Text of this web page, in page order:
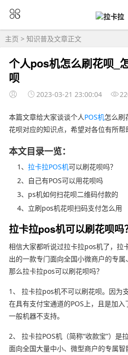
主页 > 知识普及文章正文
个人pos机怎么刷花呗_
呗
2023-03-21 23:00:04
本篇文章给大家谈谈个人POS机怎么刷
花呗对应的知识点，希望对各位有所帮
本文目录一览：
1、 拉卡拉POS机可以刷花呗吗？
2、自己有POS可以用花呗吗
3、ps机如何扫花呗二维码付款的
4、立刷pos机花呗扫码支付怎么用
拉卡拉pos机可以刷花呗吗
相信大家都听说过拉卡拉pos机了，拉
出的一款专门面向全国小微商户的专属
那么拉卡拉pos可以刷花呗吗？
1、 拉卡拉pos机不可以刷花呗。因为
在具有支付宝通道的POS上，且是加入
一般机器不支持。
2、 拉卡拉POS机（简称“收款宝”）是
面向全国大量中小、微型商户的专属